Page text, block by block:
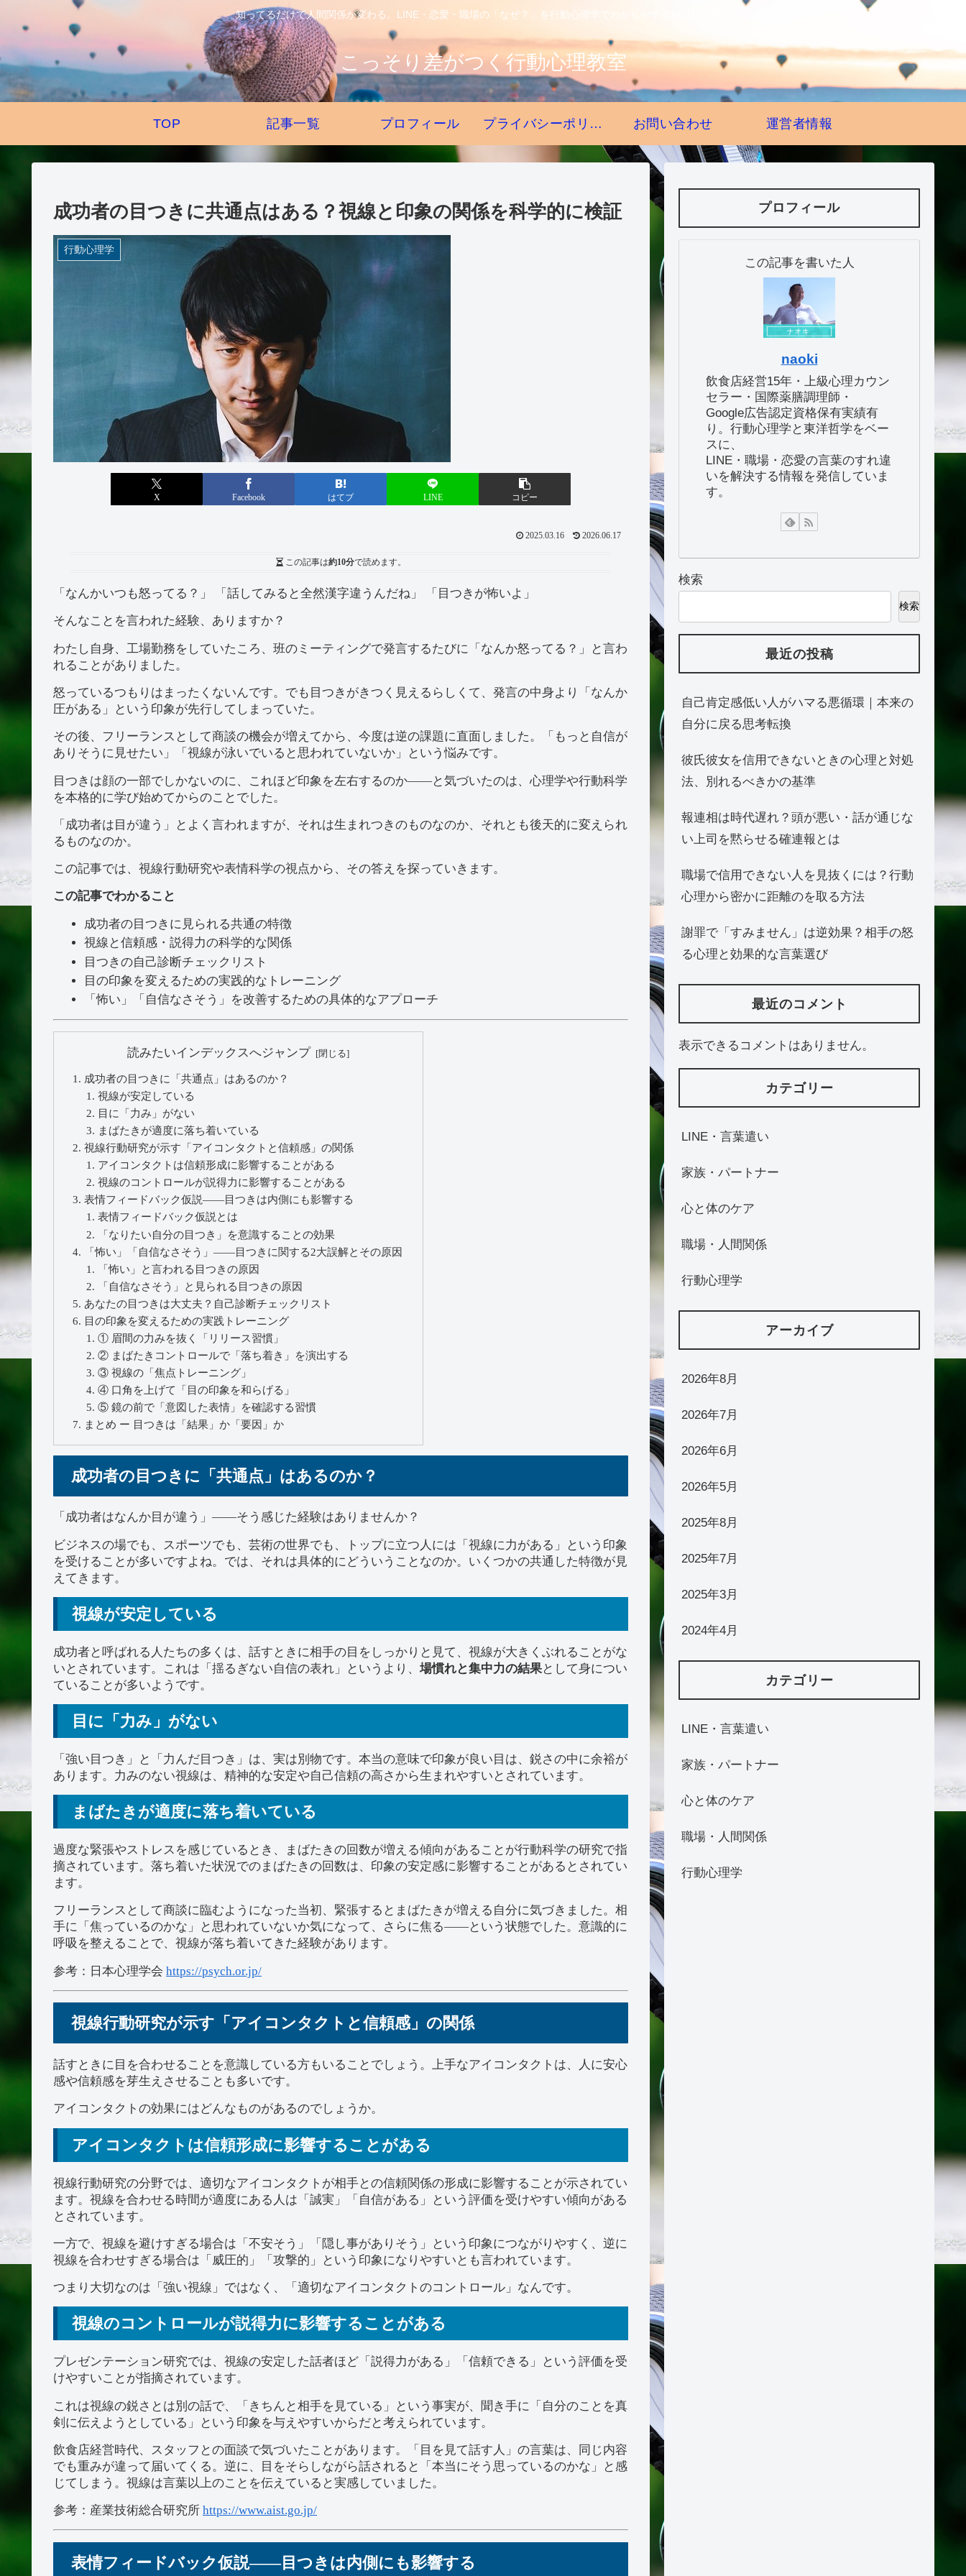
知ってるだけで人間関係が変わる。LINE・恋愛・職場の「なぜ？」を行動心理学でわかりやすく解説します。
こっそり差がつく行動心理教室
TOP 記事一覧 プロフィール プライバシーポリシー お問い合わせ 運営者情報
成功者の目つきに共通点はある？視線と印象の関係を科学的に検証
行動心理学
X Facebook はてブ LINE コピー
2025.03.16 2026.06.17
この記事は約10分で読めます。
「なんかいつも怒ってる？」 「話してみると全然漢字違うんだね」 「目つきが怖いよ」
そんなことを言われた経験、ありますか？
わたし自身、工場勤務をしていたころ、班のミーティングで発言するたびに「なんか怒ってる？」と言わ
れることがありました。
怒っているつもりはまったくないんです。でも目つきがきつく見えるらしくて、発言の中身より「なんか
圧がある」という印象が先行してしまっていた。
その後、フリーランスとして商談の機会が増えてから、今度は逆の課題に直面しました。「もっと自信が
ありそうに見せたい」「視線が泳いでいると思われていないか」という悩みです。
目つきは顔の一部でしかないのに、これほど印象を左右するのか——と気づいたのは、心理学や行動科学
を本格的に学び始めてからのことでした。
「成功者は目が違う」とよく言われますが、それは生まれつきのものなのか、それとも後天的に変えられ
るものなのか。
この記事では、視線行動研究や表情科学の視点から、その答えを探っていきます。
この記事でわかること
成功者の目つきに見られる共通の特徴
視線と信頼感・説得力の科学的な関係
目つきの自己診断チェックリスト
目の印象を変えるための実践的なトレーニング
「怖い」「自信なさそう」を改善するための具体的なアプローチ
読みたいインデックスへジャンプ
成功者の目つきに「共通点」はあるのか？
視線が安定している
目に「力み」がない
まばたきが適度に落ち着いている
視線行動研究が示す「アイコンタクトと信頼感」の関係
アイコンタクトは信頼形成に影響することがある
視線のコントロールが説得力に影響することがある
表情フィードバック仮説——目つきは内側にも影響する
表情フィードバック仮説とは
「なりたい自分の目つき」を意識することの効果
「怖い」「自信なさそう」——目つきに関する2大誤解とその原因
「怖い」と言われる目つきの原因
「自信なさそう」と見られる目つきの原因
あなたの目つきは大丈夫？自己診断チェックリスト
目の印象を変えるための実践トレーニング
① 眉間の力みを抜く「リリース習慣」
② まばたきコントロールで「落ち着き」を演出する
③ 視線の「焦点トレーニング」
④ 口角を上げて「目の印象を和らげる」
⑤ 鏡の前で「意図した表情」を確認する習慣
まとめ ー 目つきは「結果」か「要因」か
成功者の目つきに「共通点」はあるのか？
「成功者はなんか目が違う」——そう感じた経験はありませんか？
ビジネスの場でも、スポーツでも、芸術の世界でも、トップに立つ人には「視線に力がある」という印象
を受けることが多いですよね。では、それは具体的にどういうことなのか。いくつかの共通した特徴が見
えてきます。
視線が安定している
成功者と呼ばれる人たちの多くは、話すときに相手の目をしっかりと見て、視線が大きくぶれることがな
いとされています。これは「揺るぎない自信の表れ」というより、 場慣れと集中力の結果として身につい
ていることが多いようです。
目に「力み」がない
「強い目つき」と「力んだ目つき」は、実は別物です。本当の意味で印象が良い目は、鋭さの中に余裕が
あります。力みのない視線は、精神的な安定や自己信頼の高さから生まれやすいとされています。
まばたきが適度に落ち着いている
過度な緊張やストレスを感じているとき、まばたきの回数が増える傾向があることが行動科学の研究で指
摘されています。落ち着いた状況でのまばたきの回数は、印象の安定感に影響することがあるとされてい
ます。
フリーランスとして商談に臨むようになった当初、緊張するとまばたきが増える自分に気づきました。相
手に「焦っているのかな」と思われていないか気になって、さらに焦る——という状態でした。意識的に
呼吸を整えることで、視線が落ち着いてきた経験があります。
参考：日本心理学会 https://psych.or.jp/
視線行動研究が示す「アイコンタクトと信頼感」の関係
話すときに目を合わせることを意識している方もいることでしょう。上手なアイコンタクトは、人に安心
感や信頼感を芽生えさせることも多いです。
アイコンタクトの効果にはどんなものがあるのでしょうか。
アイコンタクトは信頼形成に影響することがある
視線行動研究の分野では、適切なアイコンタクトが相手との信頼関係の形成に影響することが示されてい
ます。視線を合わせる時間が適度にある人は「誠実」「自信がある」という評価を受けやすい傾向がある
とされています。
一方で、視線を避けすぎる場合は「不安そう」「隠し事がありそう」という印象につながりやすく、逆に
視線を合わせすぎる場合は「威圧的」「攻撃的」という印象になりやすいとも言われています。
つまり大切なのは「強い視線」ではなく、「適切なアイコンタクトのコントロール」なんです。
視線のコントロールが説得力に影響することがある
プレゼンテーション研究では、視線の安定した話者ほど「説得力がある」「信頼できる」という評価を受
けやすいことが指摘されています。
これは視線の鋭さとは別の話で、「きちんと相手を見ている」という事実が、聞き手に「自分のことを真
剣に伝えようとしている」という印象を与えやすいからだと考えられています。
飲食店経営時代、スタッフとの面談で気づいたことがあります。「目を見て話す人」の言葉は、同じ内容
でも重みが違って届いてくる。逆に、目をそらしながら話されると「本当にそう思っているのかな」と感
じてしまう。視線は言葉以上のことを伝えていると実感していました。
参考：産業技術総合研究所 https://www.aist.go.jp/
表情フィードバック仮説——目つきは内側にも影響する
プロフィール
この記事を書いた人
naoki
飲食店経営15年・上級心理カウン
セラー・国際薬膳調理師・
Google広告認定資格保有実績有
り。行動心理学と東洋哲学をベー
スに、
LINE・職場・恋愛の言葉のすれ違
いを解決する情報を発信していま
す。
検索
検索
最近の投稿
自己肯定感低い人がハマる悪循環｜本来の
自分に戻る思考転換
彼氏彼女を信用できないときの心理と対処
法、別れるべきかの基準
報連相は時代遅れ？頭が悪い・話が通じな
い上司を黙らせる確連報とは
職場で信用できない人を見抜くには？行動
心理から密かに距離のを取る方法
謝罪で「すみません」は逆効果？相手の怒
る心理と効果的な言葉選び
最近のコメント
表示できるコメントはありません。
カテゴリー
LINE・言葉遣い
家族・パートナー
心と体のケア
職場・人間関係
行動心理学
アーカイブ
2026年8月
2026年7月
2026年6月
2026年5月
2025年8月
2025年7月
2025年3月
2024年4月
カテゴリー
LINE・言葉遣い
家族・パートナー
心と体のケア
職場・人間関係
行動心理学